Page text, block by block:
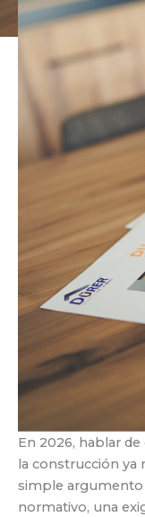
En 2026, hablar
la construcción
simple argumento
normativo, una